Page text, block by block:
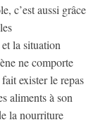
c’est aussi grâce
la situation
ne comporte
exister le repas
aliments à son
la nourriture